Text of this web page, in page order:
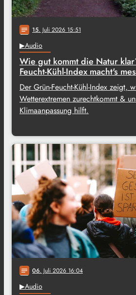
notes 15. Juli 2026 15:51
▶Audio
Wie gut kommt die Natur
Feucht-Kühl-Index macht's
Der Grün-Feucht-Kühl-Index zeigt,
Wetterextremen zurechtkommt &
Klimaanpassung hilft.
notes 06. Juli 2026 16:04
▶Audio